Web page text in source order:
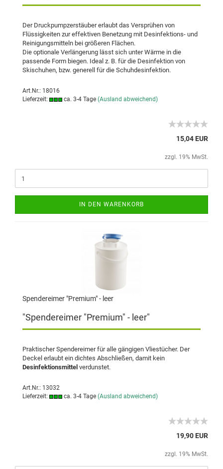
Der Druckpumpzerstäuber erlaubt das Versprühen von
Flüssigkeiten zur effektiven Benetzung mit Desinfektions- und
Reinigungsmitteln bei größeren Flächen.
Die optionale Verlängerung lässt sich unter Wärme in die
passende Form biegen. Ideal z. B. für die Desinfektion von
Skischuhen, bzw. generell für die Schuhdesinfektion.
Art.Nr.: 18016
Lieferzeit:
ca. 3-4 Tage (Ausland abweichend)
15,04 EUR
zzgl. 19% MwSt.
IN DEN WARENKORB
Spendereimer "Premium" - leer
"Spendereimer "Premium" - leer"
Praktischer Spendereimer für alle gängigen Vliestücher. Der
Deckel erlaubt ein dichtes Abschließen, damit kein
Desinfektionsmittel verdunstet.
Art.Nr.: 13032
Lieferzeit:
ca. 3-4 Tage (Ausland abweichend)
19,90 EUR
zzgl. 19% MwSt.